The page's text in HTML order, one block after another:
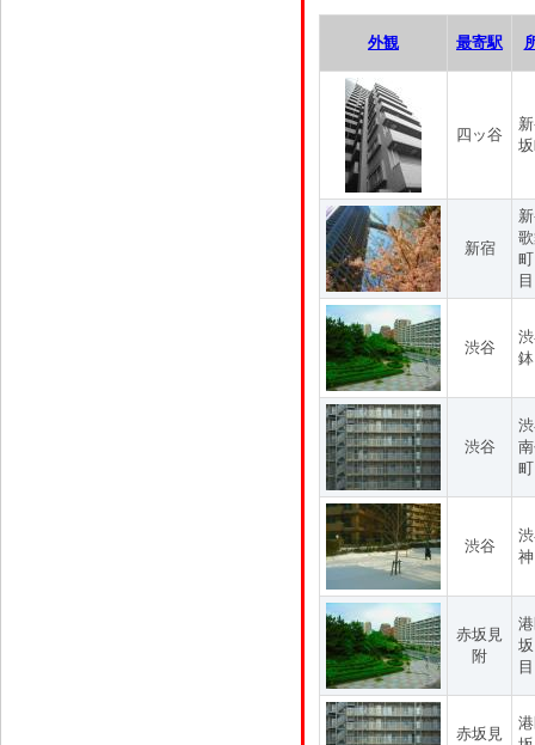
外観 最寄駅
四ッ谷
新宿
目
渋谷
渋谷
渋谷
赤坂見
附
目
赤坂見